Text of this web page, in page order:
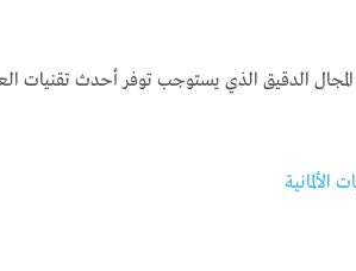
الدقيق الذي يستوجب توفر أحدث تقنيات